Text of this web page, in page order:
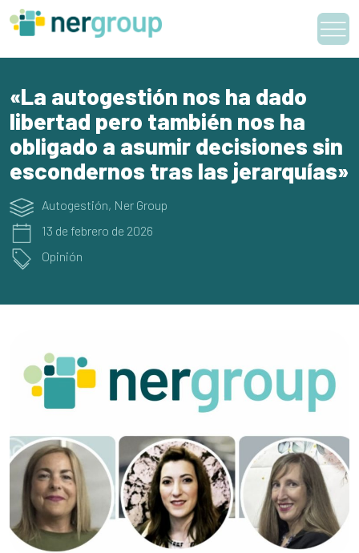
Skip
to
«La autogestión nos ha dado
libertad pero también nos ha
obligado a asumir decisiones sin
escondernos tras las jerarquías»
Autogestión, Ner Group
13 de febrero de 2026
Opinión